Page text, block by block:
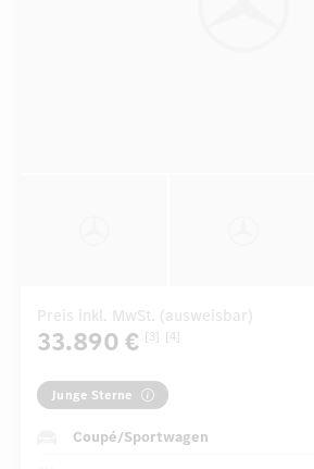
Preis inkl. MwSt. (ausweisbar)
33.890 € [3] [4]
Junge Sterne
Coupé/Sportwagen